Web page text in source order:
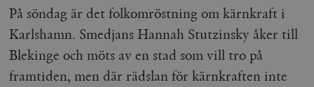
På söndag är det folkomröstning om kärnkraft i
Karlshamn. Smedjans Hannah Stutzinsky åker till
Blekinge och möts av en stad som vill tro på
framtiden, men där rädslan för kärnkraften inte